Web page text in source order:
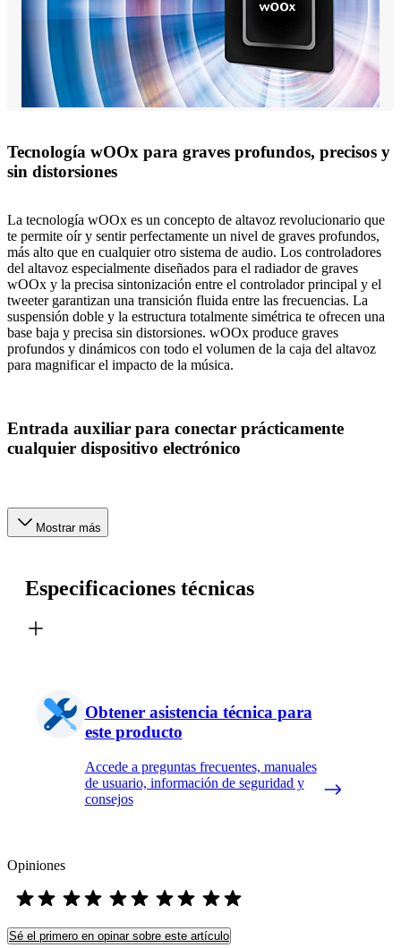
Tecnología wOOx para graves profundos, precisos y
sin distorsiones
La tecnología wOOx es un concepto de altavoz revolucionario que
te permite oír y sentir perfectamente un nivel de graves profundos,
más alto que en cualquier otro sistema de audio. Los controladores
del altavoz especialmente diseñados para el radiador de graves
wOOx y la precisa sintonización entre el controlador principal y el
tweeter garantizan una transición fluida entre las frecuencias. La
suspensión doble y la estructura totalmente simétrica te ofrecen una
base baja y precisa sin distorsiones. wOOx produce graves
profundos y dinámicos con todo el volumen de la caja del altavoz
para magnificar el impacto de la música.
Entrada auxiliar para conectar prácticamente
cualquier dispositivo electrónico
Mostrar más
Especificaciones técnicas
Obtener asistencia técnica para
este producto
Accede a preguntas frecuentes, manuales
de usuario, información de seguridad y
consejos
Opiniones
Sé el primero en opinar sobre este artículo